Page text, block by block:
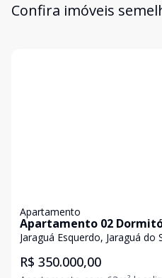
Confira imóveis
Apartamento
Apartamento 02
esquerdo - Jaraguá do
Jaraguá Esquerdo, Jaraguá do
R$ 350.000,00